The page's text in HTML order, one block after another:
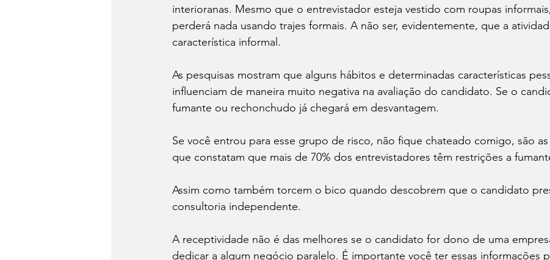
interioranas. Mesmo que o entrevistador esteja vestido com roupas
perderá nada usando trajes formais. A não ser, evidentemente, que a
característica informal.
As pesquisas mostram que alguns hábitos e determinadas características
influenciam de maneira muito negativa na avaliação do candidato. Se o
fumante ou rechonchudo já chegará em desvantagem.
Se você entrou para esse grupo de risco, não fique chateado comigo, são as
que constatam que mais de 70% dos entrevistadores têm restrições a
Assim como também torcem o bico quando descobrem que o candidato
consultoria independente.
A receptividade não é das melhores se o candidato for dono de uma
dedicar a algum negócio paralelo. É importante você ter essas informações